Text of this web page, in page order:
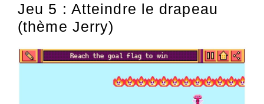
Jeu 5 : Atteindre le drapeau
(thème Jerry)